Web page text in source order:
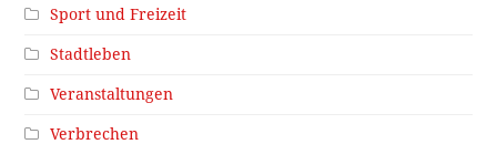
Sport und Freizeit
Stadtleben
Veranstaltungen
Verbrechen